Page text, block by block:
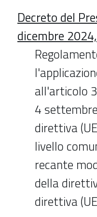
Decreto del
dicembre
all'articolo
4
direttiva
livello
recante
della
direttiva